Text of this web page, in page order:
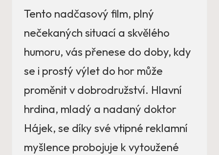
Tento nadčasový film, plný
nečekaných situací a skvělého
humoru, vás přenese do doby, kdy
se i prostý výlet do hor může
proměnit v dobrodružství. Hlavní
hrdina, mladý a nadaný doktor
Hájek, se díky své vtipné reklamní
myšlence probojuje k vytoužené